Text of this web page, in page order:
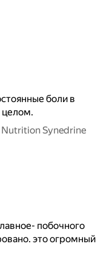
боли в
Synedrine
побочного
это огромный